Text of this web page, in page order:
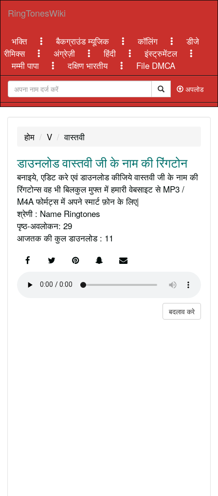
RingTonesWiki
भक्ति बैकग्राउंड म्यूजिक कॉलिंग
डीजे
रीमिक्स
अंग्रेज़ी हिंदी
इंस्ट्रुमेंटल
मम्मी पापा
दक्षिण भारतीय File DMCA
अपलोड
होम V वास्तवी
डाउनलोड वास्तवी जी के नाम की रिंगटोन
बनाइये, एडिट करे एवं डाउनलोड कीजिये वास्तवी जी के नाम की
रिंगटोन्स वह भी बिलकुल मुफ्त में हमारी वेबसाइट से MP3 /
M4A फोर्मट्स में अपने स्मार्ट फ़ोन के लिए|
श्रेणी : Name Ringtones
पृष्ठ-अवलोकन: 29
आजतक की कुल डाउनलोड : 11
बदलाव करे